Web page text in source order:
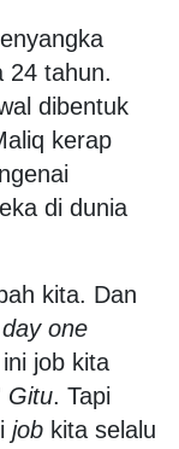
24 tahun.
dibentuk
kerap
di dunia
kita. Dan
day one
job kita
Gitu. Tapi
job kita selalu